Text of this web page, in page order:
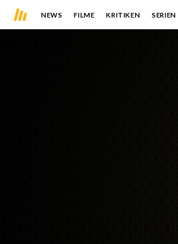
NEWS FILME KRITIKEN SERIEN